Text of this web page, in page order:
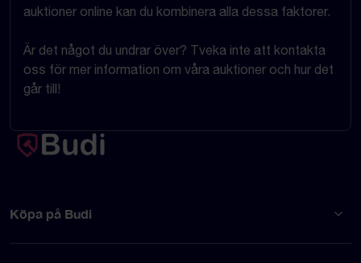
auktioner online kan du kombinera alla dessa faktorer.
Är det något du undrar över? Tveka inte att kontakta
oss för mer information om våra auktioner och hur det
går till!
Köpa på Budi